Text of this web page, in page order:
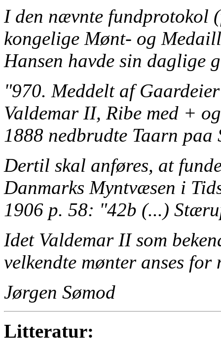
I den nævnte fundprotokol
kongelige Mønt- og
Hansen havde sin daglige
"970. Meddelt af
Valdemar II, Ribe med +
1888 nedbrudte Taarn
Dertil skal anføres, at
Danmarks Myntvæsen i
1906 p. 58: "42b (...)
Idet Valdemar II som
velkendte mønter anses for
Jørgen Sømod
Litteratur: